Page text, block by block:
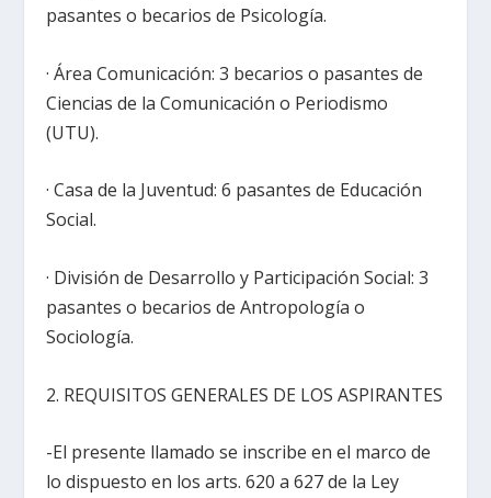
pasantes o becarios de Psicología.
· Área Comunicación: 3 becarios o pasantes de
Ciencias de la Comunicación o Periodismo
(UTU).
· Casa de la Juventud: 6 pasantes de Educación
Social.
· División de Desarrollo y Participación Social: 3
pasantes o becarios de Antropología o
Sociología.
2. REQUISITOS GENERALES DE LOS ASPIRANTES
-El presente llamado se inscribe en el marco de
lo dispuesto en los arts. 620 a 627 de la Ley